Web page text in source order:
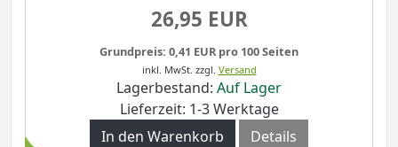
26,95 EUR
Grundpreis: 0,41 EUR pro 100 Seiten
inkl. MwSt. zzgl. Versand
Lagerbestand: Auf Lager
Lieferzeit: 1-3 Werktage
In den Warenkorb
Details